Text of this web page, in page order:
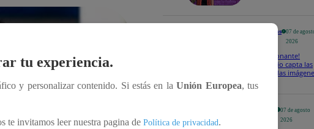
Tendencias
07 de
2026
¡Impresionante!
Telescopio capta las
más nítidas
superficie del Sol
07 de agosto
2026
tu experiencia.
y personalizar contenido. Si estás en laUnión Europea, tus
te invitamos leer nuestra pagina de Política de privacidad.